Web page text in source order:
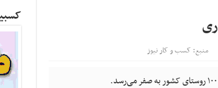
منبع: کسب و کار نیوز